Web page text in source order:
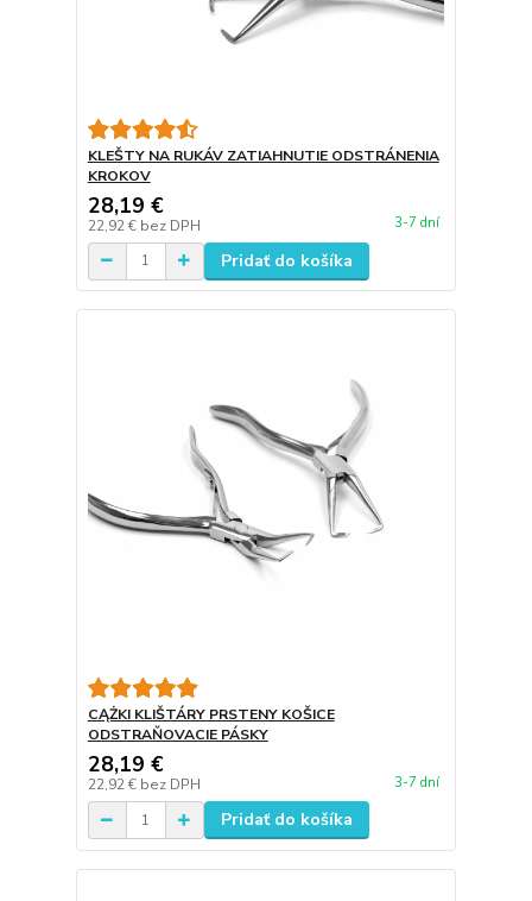
KLEŠTY NA RUKÁV ZATIAHNUTIE ODSTRÁNENIA
KROKOV
28,19 €
22,92 € bez DPH 3-7 dní
Pridať do košíka
CĄŻKI KLIŠTÁRY PRSTENY KOŠICE
ODSTRAŇOVACIE PÁSKY
28,19 €
22,92 € bez DPH 3-7 dní
Pridať do košíka